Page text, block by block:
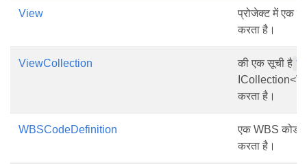
View
प्रोजेक्ट में एक
करता है।
ViewCollection की एक सूची है
करता है।
WBSCodeDefinition
एक WBS कोड
करता है।